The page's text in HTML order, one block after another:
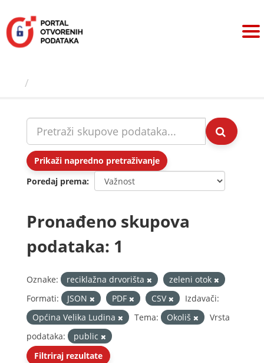
sadržaj
Prikaži napredno pretraživanje
Poredaj prema
Pronađeno skupova
podataka: 1
Oznake: reciklažna drvorišta
zeleni otok
Formati:
JSON PDF CSV
Izdavači:
Općina Velika Ludina
Tema: Okoliš
Vrsta
podataka:
public
Filtriraj rezultate